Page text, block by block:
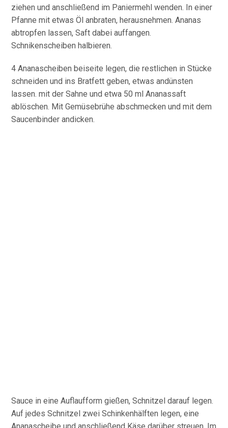
ziehen und anschließend im Paniermehl wenden. In einer
Pfanne mit etwas Öl anbraten, herausnehmen. Ananas
abtropfen lassen, Saft dabei auffangen.
Schnikenscheiben halbieren.
4 Ananascheiben beiseite legen, die restlichen in Stücke
schneiden und ins Bratfett geben, etwas andünsten
lassen. mit der Sahne und etwa 50 ml Ananassaft
ablöschen. Mit Gemüsebrühe abschmecken und mit dem
Saucenbinder andicken.
Sauce in eine Auflaufform gießen, Schnitzel darauf legen.
Auf jedes Schnitzel zwei Schinkenhälften legen, eine
Ananascheibe und anschließend Käse darüber streuen. Im